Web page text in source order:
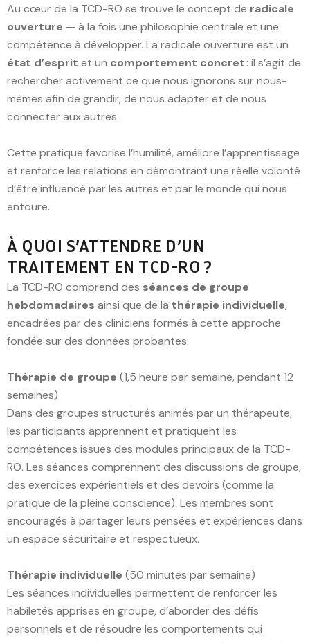
Au cœur de la TCD-RO se trouve le concept de radicale
ouverture — à la fois une philosophie centrale et une
compétence à développer. La radicale ouverture est un
état d’esprit et un comportement concret: il s’agit de
rechercher activement ce que nous ignorons sur nous-
mêmes afin de grandir, de nous adapter et de nous
connecter aux autres.
Cette pratique favorise l’humilité, améliore l’apprentissage
et renforce les relations en démontrant une réelle volonté
d’être influencé par les autres et par le monde qui nous
entoure.
À QUOI S’ATTENDRE D’UN
TRAITEMENT EN TCD-RO ?
La TCD-RO comprend des séances de groupe
hebdomadaires ainsi que de la thérapie individuelle,
encadrées par des cliniciens formés à cette approche
fondée sur des données probantes:
Thérapie de groupe (1,5 heure par semaine, pendant 12
semaines)
Dans des groupes structurés animés par un thérapeute,
les participants apprennent et pratiquent les
compétences issues des modules principaux de la TCD-
RO. Les séances comprennent des discussions de groupe,
des exercices expérientiels et des devoirs (comme la
pratique de la pleine conscience). Les membres sont
encouragés à partager leurs pensées et expériences dans
un espace sécuritaire et respectueux.
Thérapie individuelle (50 minutes par semaine)
Les séances individuelles permettent de renforcer les
habiletés apprises en groupe, d’aborder des défis
personnels et de résoudre les comportements qui